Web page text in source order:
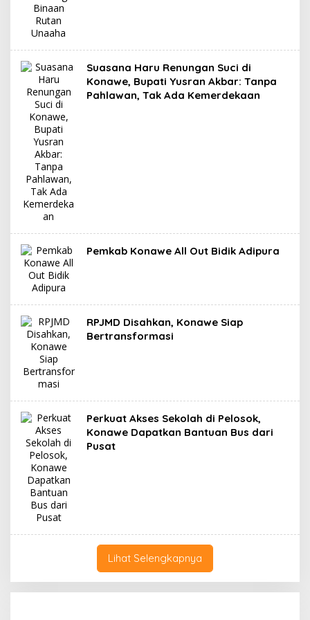
Suasana Haru Renungan Suci di
Konawe, Bupati Yusran Akbar: Tanpa
Pahlawan, Tak Ada Kemerdekaan
Pemkab Konawe All Out Bidik Adipura
RPJMD Disahkan, Konawe Siap
Bertransformasi
Perkuat Akses Sekolah di Pelosok,
Konawe Dapatkan Bantuan Bus dari
Pusat
Lihat Selengkapnya